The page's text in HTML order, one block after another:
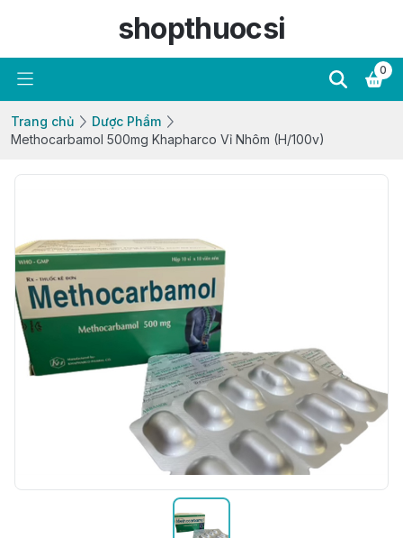
shopthuocsi
0
Trang chủ
Dược Phẩm
Methocarbamol 500mg Khapharco Vỉ Nhôm (H/100v)